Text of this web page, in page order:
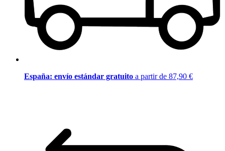
España: envío estándar gratuito a partir de 87,90 €